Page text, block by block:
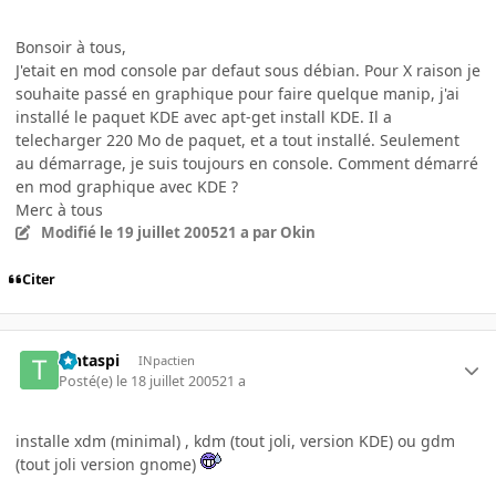
Bonsoir à tous,
J'etait en mod console par defaut sous débian. Pour X raison je
souhaite passé en graphique pour faire quelque manip, j'ai
installé le paquet KDE avec apt-get install KDE. Il a
telecharger 220 Mo de paquet, et a tout installé. Seulement
au démarrage, je suis toujours en console. Comment démarré
en mod graphique avec KDE ?
Merc à tous
Modifié le 19 juillet 200521 a par Okin
Citer
Tintaspi INpactien
Posté(e) le 18 juillet 200521 a
installe xdm (minimal) , kdm (tout joli, version KDE) ou gdm
(tout joli version gnome)